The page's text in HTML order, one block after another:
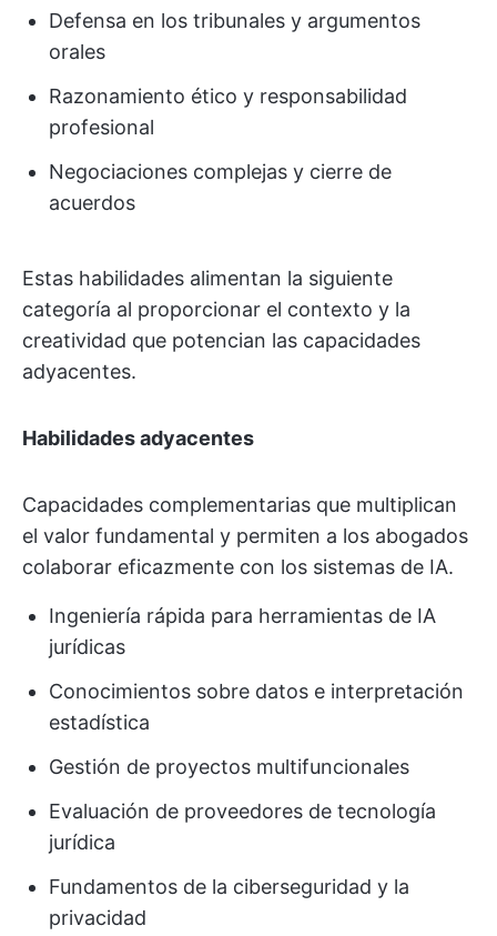
Defensa en los tribunales y argumentos
orales
Razonamiento ético y responsabilidad
profesional
Negociaciones complejas y cierre de
acuerdos
Estas habilidades alimentan la siguiente
categoría al proporcionar el contexto y la
creatividad que potencian las capacidades
adyacentes.
Habilidades adyacentes
Capacidades complementarias que multiplican
el valor fundamental y permiten a los abogados
colaborar eficazmente con los sistemas de IA.
Ingeniería rápida para herramientas de IA
jurídicas
Conocimientos sobre datos e interpretación
estadística
Gestión de proyectos multifuncionales
Evaluación de proveedores de tecnología
jurídica
Fundamentos de la ciberseguridad y la
privacidad